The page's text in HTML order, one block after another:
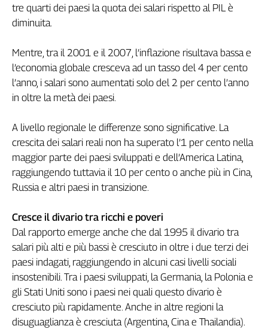
It
Easy
Idea
Diffusa
InFlai
trasmissioni
tv
Work
in
Progress
nel
Territori
Abruzzo-
Molise
Alto
Adige
Basilicata
tre quarti dei paesi la quota dei salari rispetto al PIL è
diminuita.
Mentre, tra il 2001 e il 2007, l’inflazione risultava bassa e
l’economia globale cresceva ad un tasso del 4 per cento
l’anno, i salari sono aumentati solo del 2 per cento l’anno
in oltre la metà dei paesi.
A livello regionale le differenze sono significative. La
crescita dei salari reali non ha superato l’1 per cento nella
maggior parte dei paesi sviluppati e dell’America Latina,
raggiungendo tuttavia il 10 per cento o anche più in Cina,
Russia e altri paesi in transizione.
Cresce il divario tra ricchi e poveri
Dal rapporto emerge anche che dal 1995 il divario tra
salari più alti e più bassi è cresciuto in oltre i due terzi dei
paesi indagati, raggiungendo in alcuni casi livelli sociali
insostenibili. Tra i paesi sviluppati, la Germania, la Polonia e
gli Stati Uniti sono i paesi nei quali questo divario è
cresciuto più rapidamente. Anche in altre regioni la
disuguaglianza è cresciuta (Argentina, Cina e Thailandia).